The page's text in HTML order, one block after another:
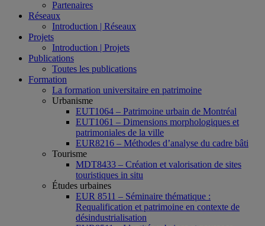
Partenaires
Réseaux
Introduction | Réseaux
Projets
Introduction | Projets
Publications
Toutes les publications
Formation
La formation universitaire en patrimoine
Urbanisme
EUT1064 – Patrimoine urbain de Montréal
EUT1061 – Dimensions morphologiques et
patrimoniales de la ville
EUR8216 – Méthodes d’analyse du cadre bâti
Tourisme
MDT8433 – Création et valorisation de sites
touristiques in situ
Études urbaines
EUR 8511 – Séminaire thématique :
Requalification et patrimoine en contexte de
désindustrialisation